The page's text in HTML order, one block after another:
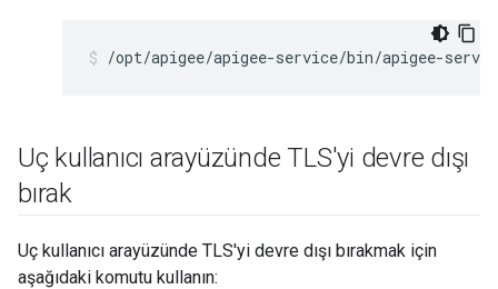
/opt/apigee/apigee-service/bin/apigee-
Uç kullanıcı arayüzünde TLS'yi devre dışı
bırak
Uç kullanıcı arayüzünde TLS'yi devre dışı bırakmak için
aşağıdaki komutu kullanın: